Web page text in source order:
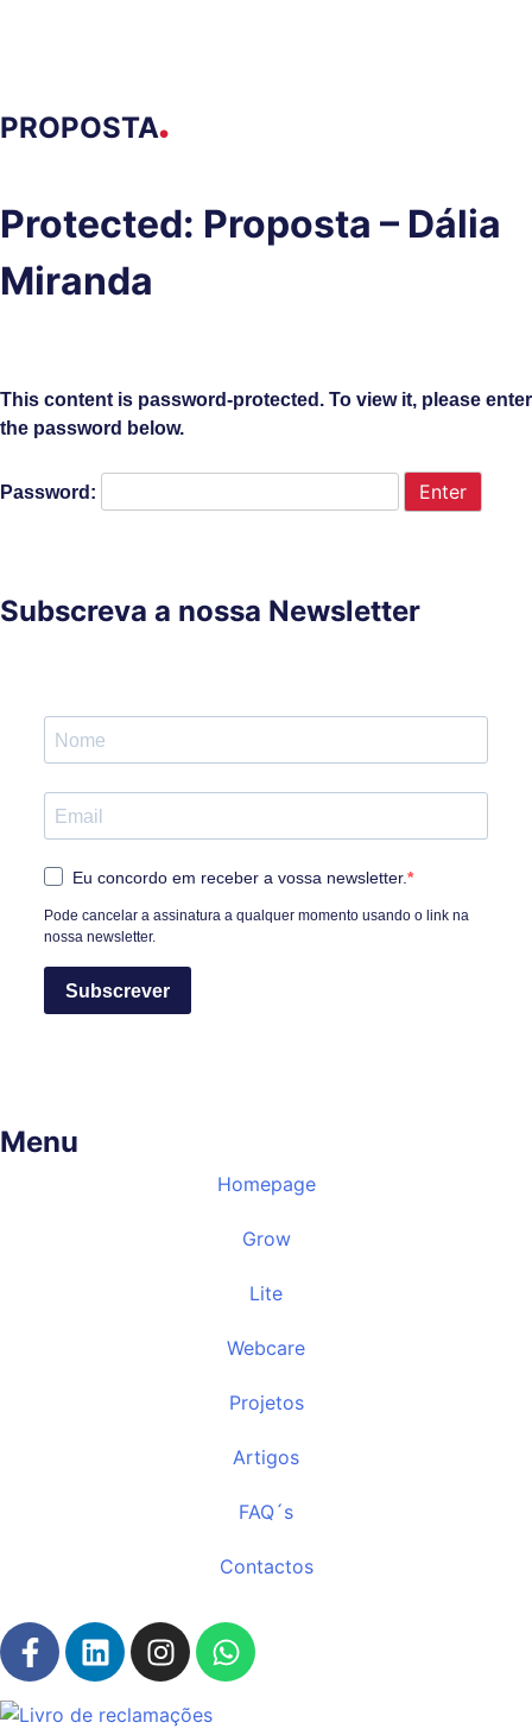
PROPOSTA●
Protected: Proposta – Dália
Miranda
This content is password-protected. To view it, please enter
the password below.
Password:
Subscreva a nossa Newsletter
Eu concordo em receber a vossa newsletter.
Pode cancelar a assinatura a qualquer momento usando o link na
nossa newsletter.
Subscrever
Menu
Homepage
Grow
Lite
Webcare
Projetos
Artigos
FAQ´s
Contactos